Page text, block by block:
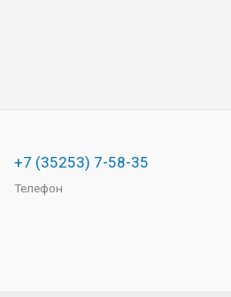
+7 (35253) 7-58-35
Телефон